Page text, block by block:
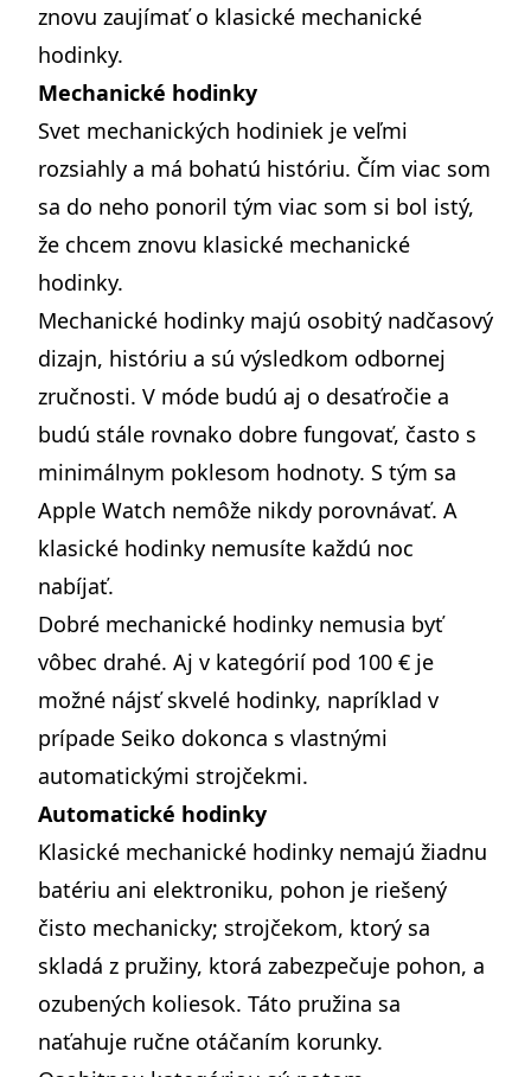
znovu zaujímať o klasické mechanické
hodinky.
Mechanické hodinky
Svet mechanických hodiniek je veľmi
rozsiahly a má bohatú históriu. Čím viac som
sa do neho ponoril tým viac som si bol istý,
že chcem znovu klasické mechanické
hodinky.
Mechanické hodinky majú osobitý nadčasový
dizajn, históriu a sú výsledkom odbornej
zručnosti. V móde budú aj o desaťročie a
budú stále rovnako dobre fungovať, často s
minimálnym poklesom hodnoty. S tým sa
Apple Watch nemôže nikdy porovnávať. A
klasické hodinky nemusíte každú noc
nabíjať.
Dobré mechanické hodinky nemusia byť
vôbec drahé. Aj v kategórií pod 100 € je
možné nájsť skvelé hodinky, napríklad v
prípade Seiko dokonca s vlastnými
automatickými strojčekmi.
Automatické hodinky
Klasické mechanické hodinky nemajú žiadnu
batériu ani elektroniku, pohon je riešený
čisto mechanicky; strojčekom, ktorý sa
skladá z pružiny, ktorá zabezpečuje pohon, a
ozubených koliesok. Táto pružina sa
naťahuje ručne otáčaním korunky.